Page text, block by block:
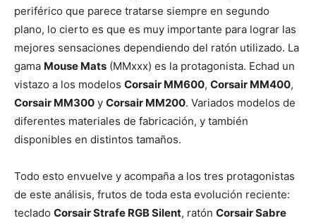
periférico que parece tratarse siempre en segundo
plano, lo cierto es que es muy importante para lograr las
mejores sensaciones dependiendo del ratón utilizado. La
gama Mouse Mats (MMxxx) es la protagonista. Echad un
vistazo a los modelos Corsair MM600, Corsair MM400,
Corsair MM300 y Corsair MM200. Variados modelos de
diferentes materiales de fabricación, y también
disponibles en distintos tamaños.
Todo esto envuelve y acompaña a los tres protagonistas
de este análisis, frutos de toda esta evolución reciente:
teclado Corsair Strafe RGB Silent, ratón Corsair Sabre